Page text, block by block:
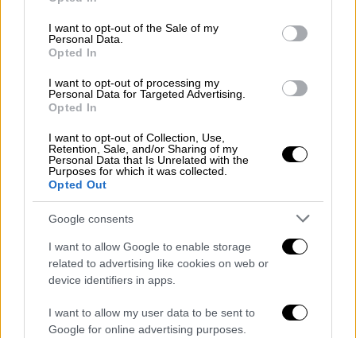
use your data for below specified purposes in below Google
consent section.
I want to opt-out of the Sale of my
Personal Data.
Opted In
I want to opt-out of processing my
Personal Data for Targeted Advertising.
Opted In
I want to opt-out of Collection, Use,
Retention, Sale, and/or Sharing of my
Personal Data that Is Unrelated with the
Purposes for which it was collected.
Opted Out
Google consents
I want to allow Google to enable storage
related to advertising like cookies on web or
device identifiers in apps.
I want to allow my user data to be sent to
Google for online advertising purposes.
Μάριου – Μιχαήλ Τουρούτσικα
τιμητικό βαθμό του αντιπτεράρχου.
Ο Αρχηγός ΓΕΕΘΑ, υπέγραψε αργά το
απόγευμα την σχετική απόφαση, η οποία εν
συνεχεία υπεγράφη από τον υπουργό
Εθνικής Άμυνας, Νίκο Παναγιωτόπουλο.
Σήμερα αναμένεται η υπογραφή από την
Πρόεδρο της Δημοκρατίας,
Σακελλαροπούλου
Φωτογραφία ντοκουμέντο από τον
«χάρτη έκτακτης ανάγκης» των
πιλότων